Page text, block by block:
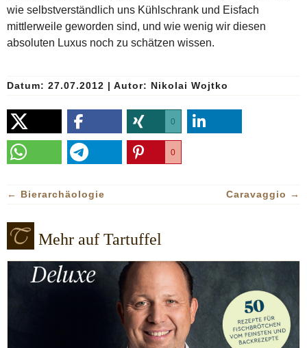
wie selbstverständlich uns Kühlschrank und Eisfach
mittlerweile geworden sind, und wie wenig wir diesen
absoluten Luxus noch zu schätzen wissen.
Datum: 27.07.2012 | Autor: Nikolai Wojtko
0
0
← Bierarchäologie Caravaggio →
Mehr auf Tartuffel